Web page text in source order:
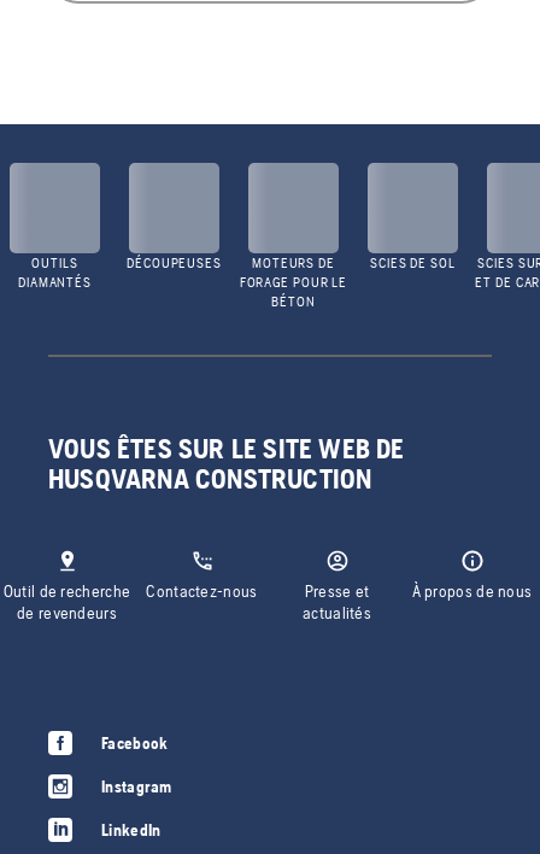
OUTILS
DIAMANTÉS
DÉCOUPEUSES
MOTEURS DE
FORAGE POUR LE
BÉTON
SCIES DE SOL
SCIES
ET DE
VOUS ÊTES SUR LE SITE WEB DE
HUSQVARNA CONSTRUCTION
Outil de recherche
de revendeurs
Contactez-nous
Presse et
actualités
À propos de nous
Facebook
Instagram
LinkedIn